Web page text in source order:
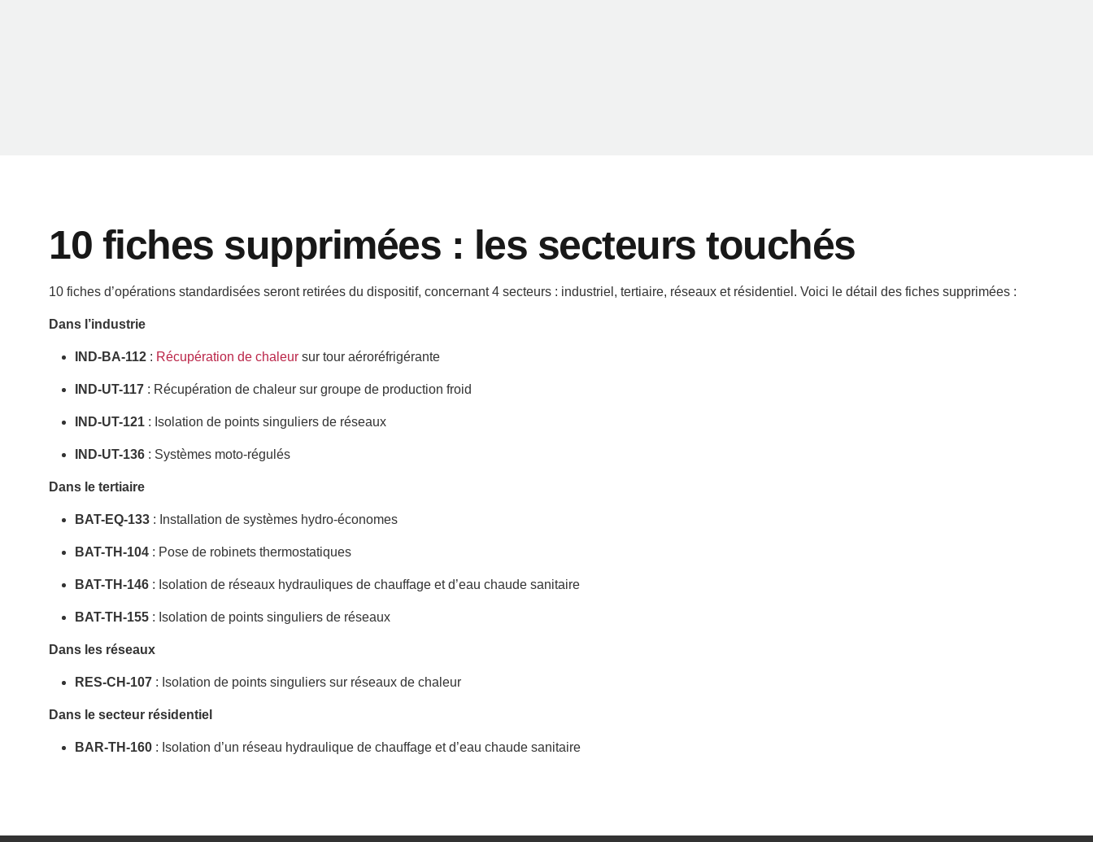
10 fiches supprimées : les secteurs touchés
10 fiches d’opérations standardisées seront retirées du dispositif, concernant 4 secteurs : industriel, tertiaire, réseaux et résidentiel. Voici le détail des fiches supprimées :
Dans l’industrie
IND-BA-112 : Récupération de chaleur sur tour aéroréfrigérante
IND-UT-117 : Récupération de chaleur sur groupe de production froid
IND-UT-121 : Isolation de points singuliers de réseaux
IND-UT-136 : Systèmes moto-régulés
Dans le tertiaire
BAT-EQ-133 : Installation de systèmes hydro-économes
BAT-TH-104 : Pose de robinets thermostatiques
BAT-TH-146 : Isolation de réseaux hydrauliques de chauffage et d’eau chaude sanitaire
BAT-TH-155 : Isolation de points singuliers de réseaux
Dans les réseaux
RES-CH-107 : Isolation de points singuliers sur réseaux de chaleur
Dans le secteur résidentiel
BAR-TH-160 : Isolation d’un réseau hydraulique de chauffage et d’eau chaude sanitaire